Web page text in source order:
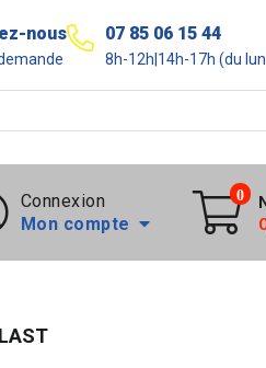
nous 07 85 06 15 44
8h-12h|14h-17h (du
Connexion
Mon compte
0